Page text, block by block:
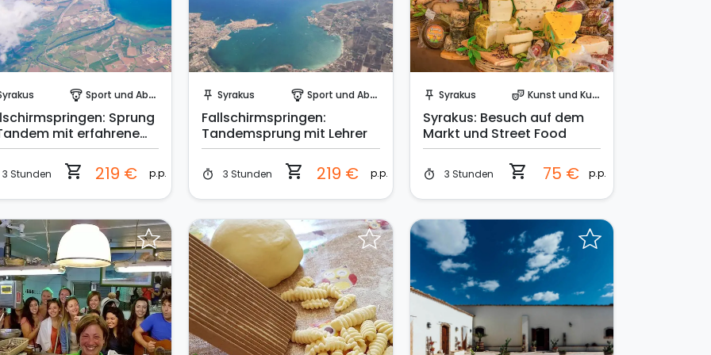
paragliding Sport und Abenteuer
Sprung
mit erfahrenem
3 Stunden shopping_cart 219 € p.p.
push_pin Syrakus paragliding Sport und Abenteuer
Fallschirmspringen:
Tandemsprung mit Lehrer
timer 3 Stunden shopping_cart 219 € p.p.
push_pin Syrakus theater_comedy Kunst und Kultur
Syrakus: Besuch auf dem
Markt und Street Food
timer 3 Stunden shopping_cart 75 € p.p.